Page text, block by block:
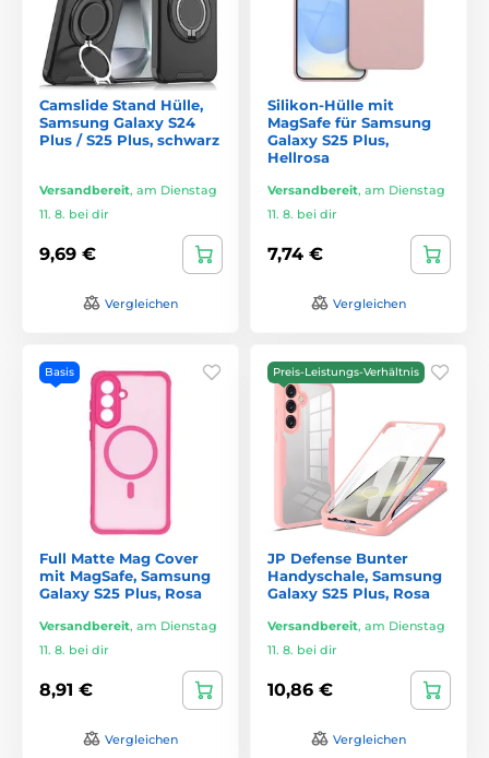
Camslide Stand Hülle,
Samsung Galaxy S24
Plus / S25 Plus, schwarz
Versandbereit, am Dienstag
11. 8. bei dir
9,69 €
Vergleichen
Silikon-Hülle mit
MagSafe für Samsung
Galaxy S25 Plus,
Hellrosa
Versandbereit, am Dienstag
11. 8. bei dir
7,74 €
Vergleichen
Basis
Full Matte Mag Cover
mit MagSafe, Samsung
Galaxy S25 Plus, Rosa
Versandbereit, am Dienstag
11. 8. bei dir
8,91 €
Vergleichen
Preis-Leistungs-Verhältnis
JP Defense Bunter
Handyschale, Samsung
Galaxy S25 Plus, Rosa
Versandbereit, am Dienstag
11. 8. bei dir
10,86 €
Vergleichen